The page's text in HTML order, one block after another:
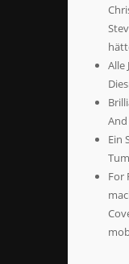
Alle
Ein
For